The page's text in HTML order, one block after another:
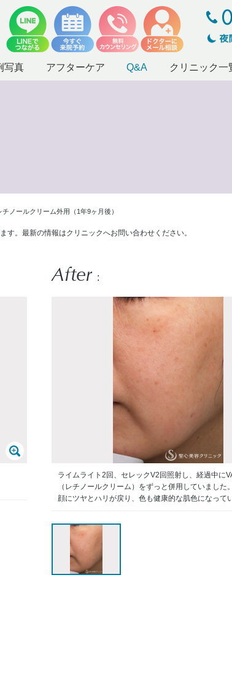
写真 アフターケア Q&A クリニック一
ノールクリーム外用（1年9ヶ月後）
。最新の情報はクリニックへお問い合わせください。
After :
ライムライト2回、セレックV2回照射し、経過中に
（レチノールクリーム）をずっと併用していました。
顔にツヤとハリが戻り、色も健康的な肌色になって